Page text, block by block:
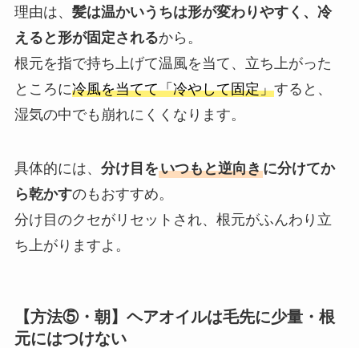
理由は、 髪は温かいうちは形が変わりやすく、冷
えると形が固定されるから。
根元を指で持ち上げて温風を当て、立ち上がった
ところに冷風を当てて「冷やして固定」すると、
湿気の中でも崩れにくくなります。
具体的には、 分け目をいつもと逆向きに分けてか
ら乾かすのもおすすめ。
分け目のクセがリセットされ、根元がふんわり立
ち上がりますよ。
【方法⑤・朝】ヘアオイルは毛先に少量・根
元にはつけない